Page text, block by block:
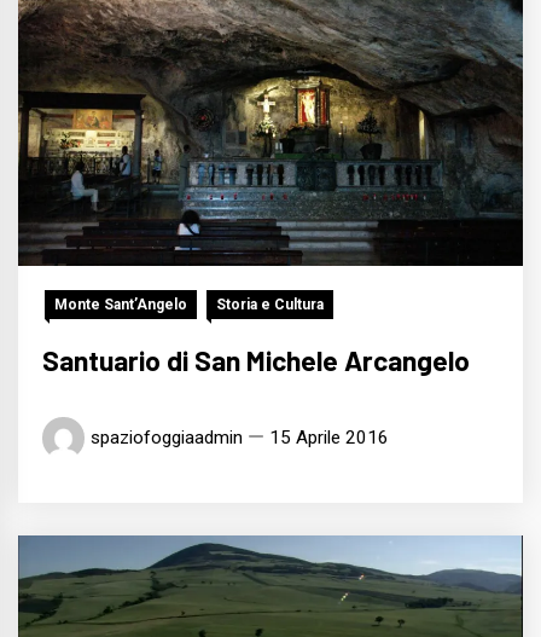
Monte Sant’Angelo Storia e Cultura
Santuario di San Michele Arcangelo
spaziofoggiaadmin 15 Aprile 2016